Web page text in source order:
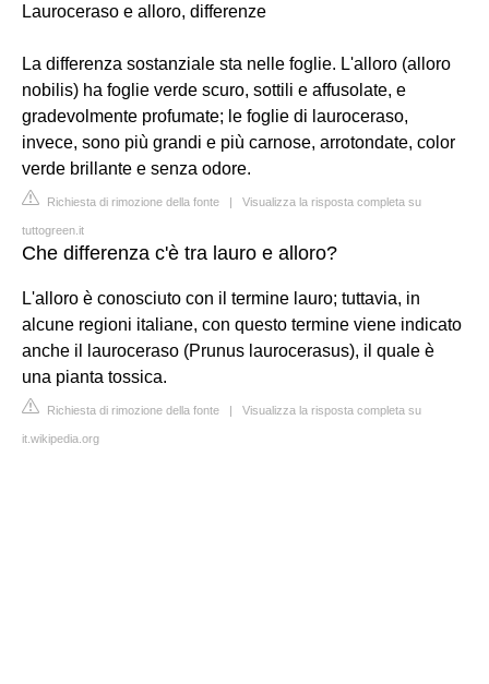
Lauroceraso e alloro, differenze
La differenza sostanziale sta nelle foglie. L'alloro (alloro
nobilis) ha foglie verde scuro, sottili e affusolate, e
gradevolmente profumate; le foglie di lauroceraso,
invece, sono più grandi e più carnose, arrotondate, color
verde brillante e senza odore.
Richiesta di rimozione della fonte | Visualizza la risposta completa su
tuttogreen.it
Che differenza c'è tra lauro e alloro?
L'alloro è conosciuto con il termine lauro; tuttavia, in
alcune regioni italiane, con questo termine viene indicato
anche il lauroceraso (Prunus laurocerasus), il quale è
una pianta tossica.
Richiesta di rimozione della fonte | Visualizza la risposta completa su
it.wikipedia.org